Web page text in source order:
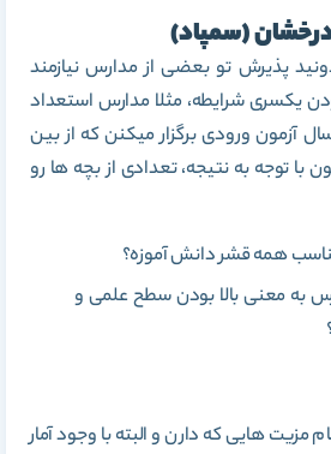
(سمپاد)
پذیرش تو بعضی از مدارس نیازمند
یکسری شرایطه، مثلا مدارس استعداد
آزمون ورودی برگزار میکنن که از بین
با توجه به نتیجه، تعدادی از بچه ها رو
همه قشر دانش آموزه؟
به معنی بالا بودن سطح علمی و
مزیت هایی که دارن و البته با وجود آمار